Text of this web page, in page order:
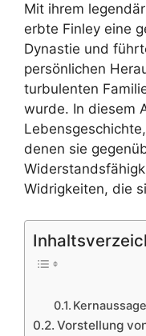
Mit ihrem
erbte Finley eine
Dynastie und
persönlichen
turbulenten
wurde. In diesem
denen sie
Widrigkeiten, die
Vorstellung